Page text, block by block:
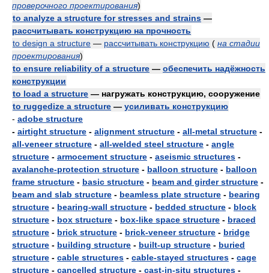
проверочного проектирования)
to analyze a structure for stresses and strains —
рассчитывать конструкцию на прочность
to design a structure — рассчитывать конструкцию ( на стадии
проектирования)
to ensure reliability of a structure — обеспечить надёжность
конструкции
to load a structure — нагружать конструкцию, сооружение
to ruggedize a structure — усиливать конструкцию
- adobe structure
- airtight structure - alignment structure - all-metal structure -
all-veneer structure - all-welded steel structure - angle
structure - armocement structure - aseismic structures -
avalanche-protection structure - balloon structure - balloon
frame structure - basic structure - beam and girder structure -
beam and slab structure - beamless plate structure - bearing
structure - bearing-wall structure - bedded structure - block
structure - box structure - box-like space structure - braced
structure - brick structure - brick-veneer structure - bridge
structure - building structure - built-up structure - buried
structure - cable structures - cable-stayed structures - cage
structure - cancelled structure - cast-in-situ structures -